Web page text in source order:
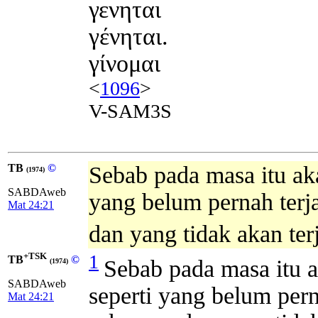
γενηται
γένηται.
γίνομαι
<1096>
V-SAM3S
TB (1974) ©
SABDAweb
Mat 24:21
Sebab pada masa itu
yang belum pernah
dan yang tidak akan
TB+TSK (1974) ©
SABDAweb
Mat 24:21
1 Sebab pada masa itu
seperti yang belum